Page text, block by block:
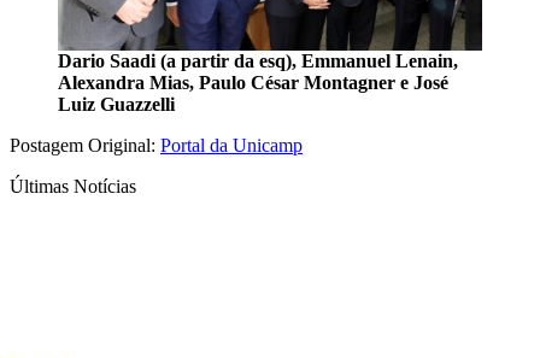
Dario Saadi (a partir da esq), Emmanuel Lenain,
Alexandra Mias, Paulo César Montagner e José
Luiz Guazzelli
Postagem Original: Portal da Unicamp
Últimas Notícias